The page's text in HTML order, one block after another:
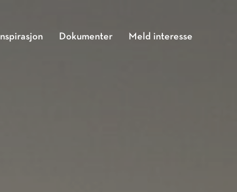
Inspirasjon Dokumenter Meld interesse